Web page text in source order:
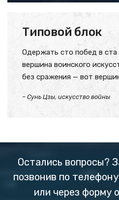
Типовой блок
Одержать сто побед в ста
вершина воинского
без сражения — вот
– Сунь Цзы, искусство войны
Остались вопросы?
позвонив по телефону
или через форму